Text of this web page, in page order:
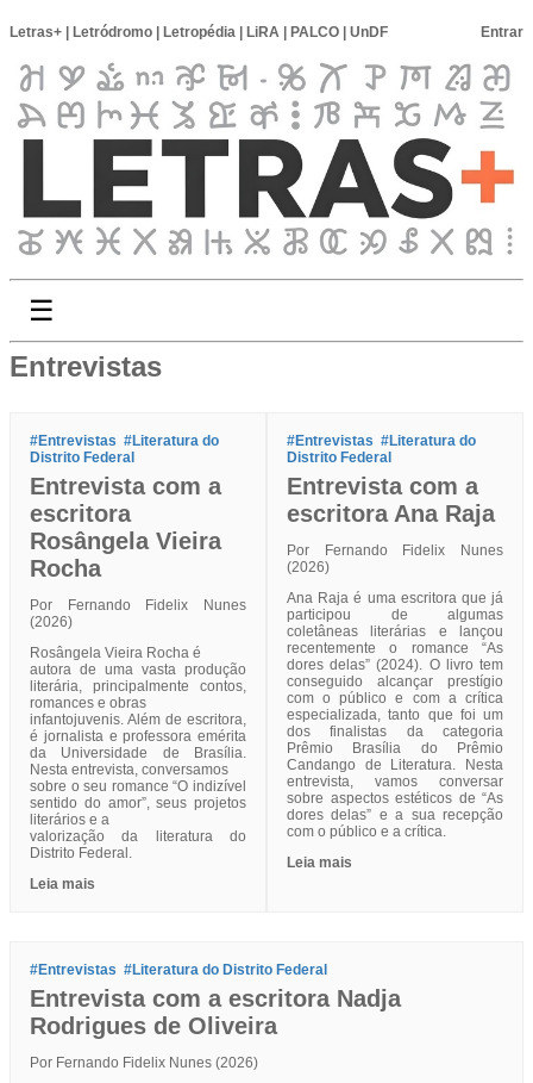
Letras+ Letródromo Letropédia LiRA PALCO UnDF Entrar
☰
Entrevistas
#Entrevistas #Literatura do
Distrito Federal
Entrevista com a
escritora
Rosângela Vieira
Rocha
Por Fernando Fidelix Nunes
(2026)
Rosângela Vieira Rocha é
autora de uma vasta produção
literária, principalmente contos,
romances e obras
infantojuvenis. Além de escritora,
é jornalista e professora emérita
da Universidade de Brasília.
Nesta entrevista, conversamos
sobre o seu romance “O indizível
sentido do amor”, seus projetos
literários e a
valorização da literatura do
Distrito Federal.
Leia mais
#Entrevistas #Literatura do
Distrito Federal
Entrevista com a
escritora Ana Raja
Por Fernando Fidelix Nunes
(2026)
Ana Raja é uma escritora que já
participou de algumas
coletâneas literárias e lançou
recentemente o romance “As
dores delas” (2024). O livro tem
conseguido alcançar prestígio
com o público e com a crítica
especializada, tanto que foi um
dos finalistas da categoria
Prêmio Brasília do Prêmio
Candango de Literatura. Nesta
entrevista, vamos conversar
sobre aspectos estéticos de “As
dores delas” e a sua recepção
com o público e a crítica.
Leia mais
#Entrevistas #Literatura do Distrito Federal
Entrevista com a escritora Nadja
Rodrigues de Oliveira
Por Fernando Fidelix Nunes (2026)